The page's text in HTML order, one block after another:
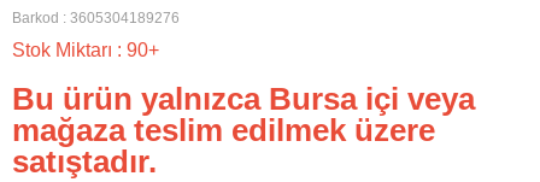
Barkod : 3605304189276
Stok Miktarı : 90+
Bu ürün yalnızca Bursa içi veya
mağaza teslim edilmek üzere
satıştadır.